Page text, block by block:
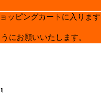
ッピングカートに入ります
にお願いいたします。